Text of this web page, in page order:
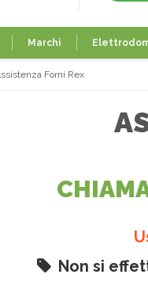
Marchi
Forni Rex
Non si